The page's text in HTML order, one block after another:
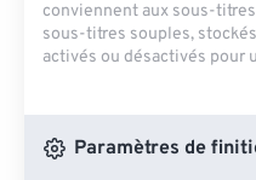
conviennent aux sous-
sous-titres souples,
activés ou désactivés pour
Paramètres de